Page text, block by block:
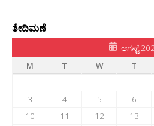
ತೇದಿಮಣೆ
ಆಗಸ್ಟ್
M
T W T
3
4 5 6
10
11 12 13